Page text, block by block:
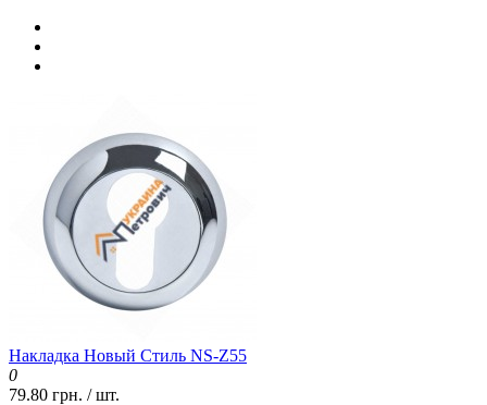
Накладка Новый Стиль NS-Z55
0
79.80 грн. / шт.